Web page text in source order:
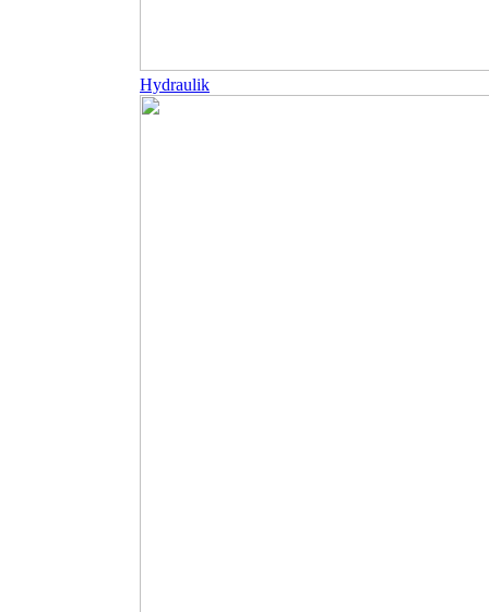
Hydraulik